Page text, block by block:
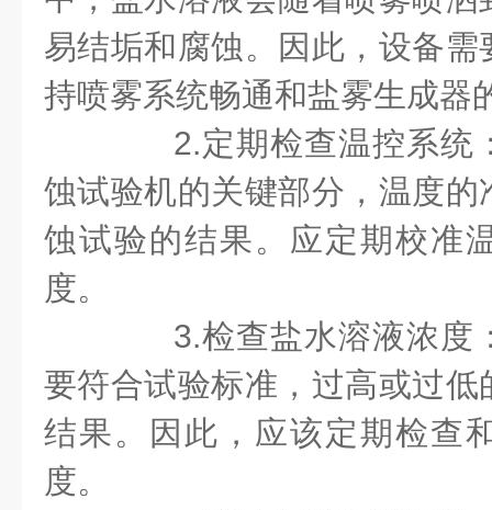
易结垢和腐蚀。因此，设备
持喷雾系统畅通和盐雾生成器
2.定期检查温控系统
蚀试验机的关键部分，温度
蚀试验的结果。应定期校准
度。
3.检查盐水溶液浓度
要符合试验标准，过高或过
结果。因此，应该定期检查
度。